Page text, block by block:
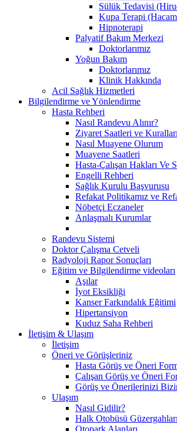
Sülük Tedavisi
Kupa Terapi
Hipnoterapi
Palyatif Bakım Merkezi
Doktorlarımız
Yoğun Bakım
Doktorlarımız
Klinik Hakkında
Acil Sağlık Hizmetleri
Bilgilendirme ve Yönlendirme
Hasta Rehberi
Nasıl Randevu Alınır?
Ziyaret Saatleri ve Kuralları
Nasıl Muayene Olurum
Muayene Saatleri
Hasta-Çalışan Hakları Ve
Engelli Rehberi
Sağlık Kurulu Başvurusu
Refakat Politikamız ve
Nöbetçi Eczaneler
Anlaşmalı Kurumlar
Randevu Sistemi
Doktor Çalışma Cetveli
Radyoloji Rapor Sonuçları
Eğitim ve Bilgilendirme videoları
Aşılar
İyot Eksikliği
Kanser Farkındalık Eğitimi
Hipertansiyon
Kuduz Saha Rehberi
İletişim & Ulaşım
İletişim
Öneri ve Görüşleriniz
Hasta Görüş ve Öneri
Çalışan Görüş ve Öneri
Görüş ve Önerilerinizi
Ulaşım
Nasıl Gidilir?
Halk Otobüsü
Otopark Alanları